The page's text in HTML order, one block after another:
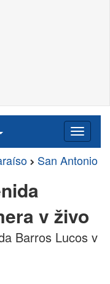
San Antonio
v živo
Barros Lucos v